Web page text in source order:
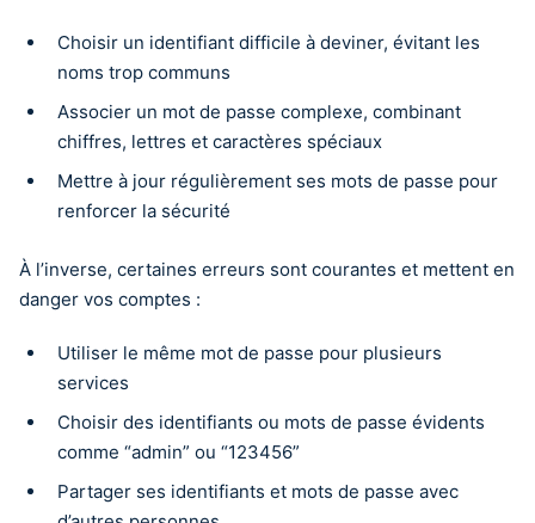
Choisir un identifiant difficile à deviner, évitant les
noms trop communs
Associer un mot de passe complexe, combinant
chiffres, lettres et caractères spéciaux
Mettre à jour régulièrement ses mots de passe pour
renforcer la sécurité
À l’inverse, certaines erreurs sont courantes et mettent en
danger vos comptes :
Utiliser le même mot de passe pour plusieurs
services
Choisir des identifiants ou mots de passe évidents
comme “admin” ou “123456”
Partager ses identifiants et mots de passe avec